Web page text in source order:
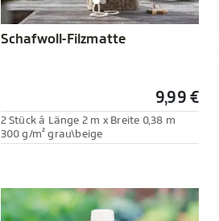
Schafwoll-Filzmatte
9,99 €
2 Stück á Länge 2 m x Breite 0,38 m
300 g/m² grau\beige